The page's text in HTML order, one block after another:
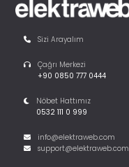
Sizi Arayalım
Çağrı Merkezi
+90 0850 777 0444
Nöbet Hattımız
0532 111 0 999
info@elektraweb.com
support@elektraweb.com